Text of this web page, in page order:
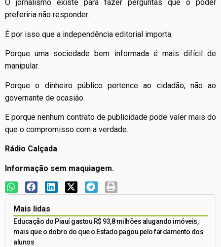
O jornalismo existe para fazer perguntas que o poder
preferiria não responder.
É por isso que a independência editorial importa.
Porque uma sociedade bem informada é mais difícil de
manipular.
Porque o dinheiro público pertence ao cidadão, não ao
governante de ocasião.
E porque nenhum contrato de publicidade pode valer mais do
que o compromisso com a verdade.
Rádio Calçada
Informação sem maquiagem.
Mais lidas
Educação do Piauí gastou R$ 93,8 milhões alugando imóveis,
mais que o dobro do que o Estado pagou pelo fardamento dos
alunos